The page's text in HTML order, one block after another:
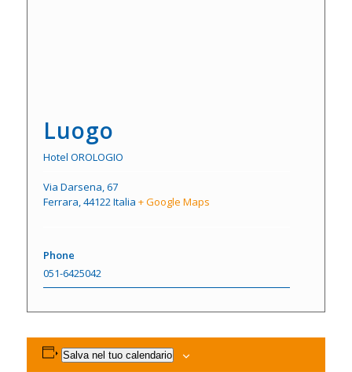
Luogo
Hotel OROLOGIO
Via Darsena, 67
Ferrara,44122Italia + Google Maps
Phone
051-6425042
Salva nel tuo calendario